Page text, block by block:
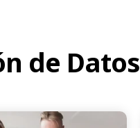
de Datos